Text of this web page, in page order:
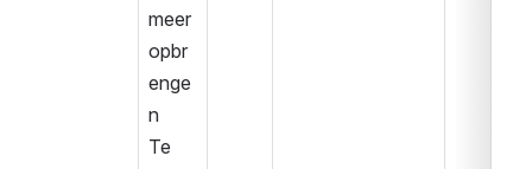
meer
opbr
enge
n
Te